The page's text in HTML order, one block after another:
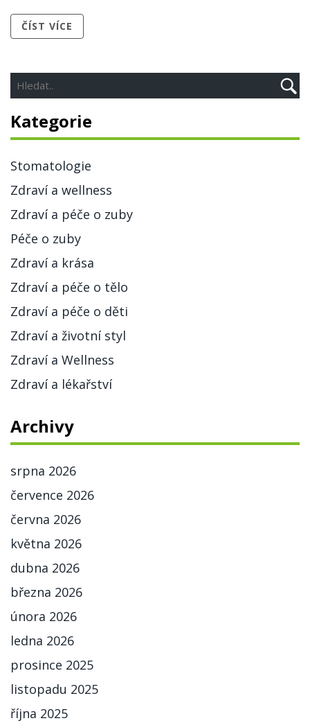
ČÍST VÍCE
Kategorie
Stomatologie
Zdraví a wellness
Zdraví a péče o zuby
Péče o zuby
Zdraví a krása
Zdraví a péče o tělo
Zdraví a péče o děti
Zdraví a životní styl
Zdraví a Wellness
Zdraví a lékařství
Archivy
srpna 2026
července 2026
června 2026
května 2026
dubna 2026
března 2026
února 2026
ledna 2026
prosince 2025
listopadu 2025
října 2025